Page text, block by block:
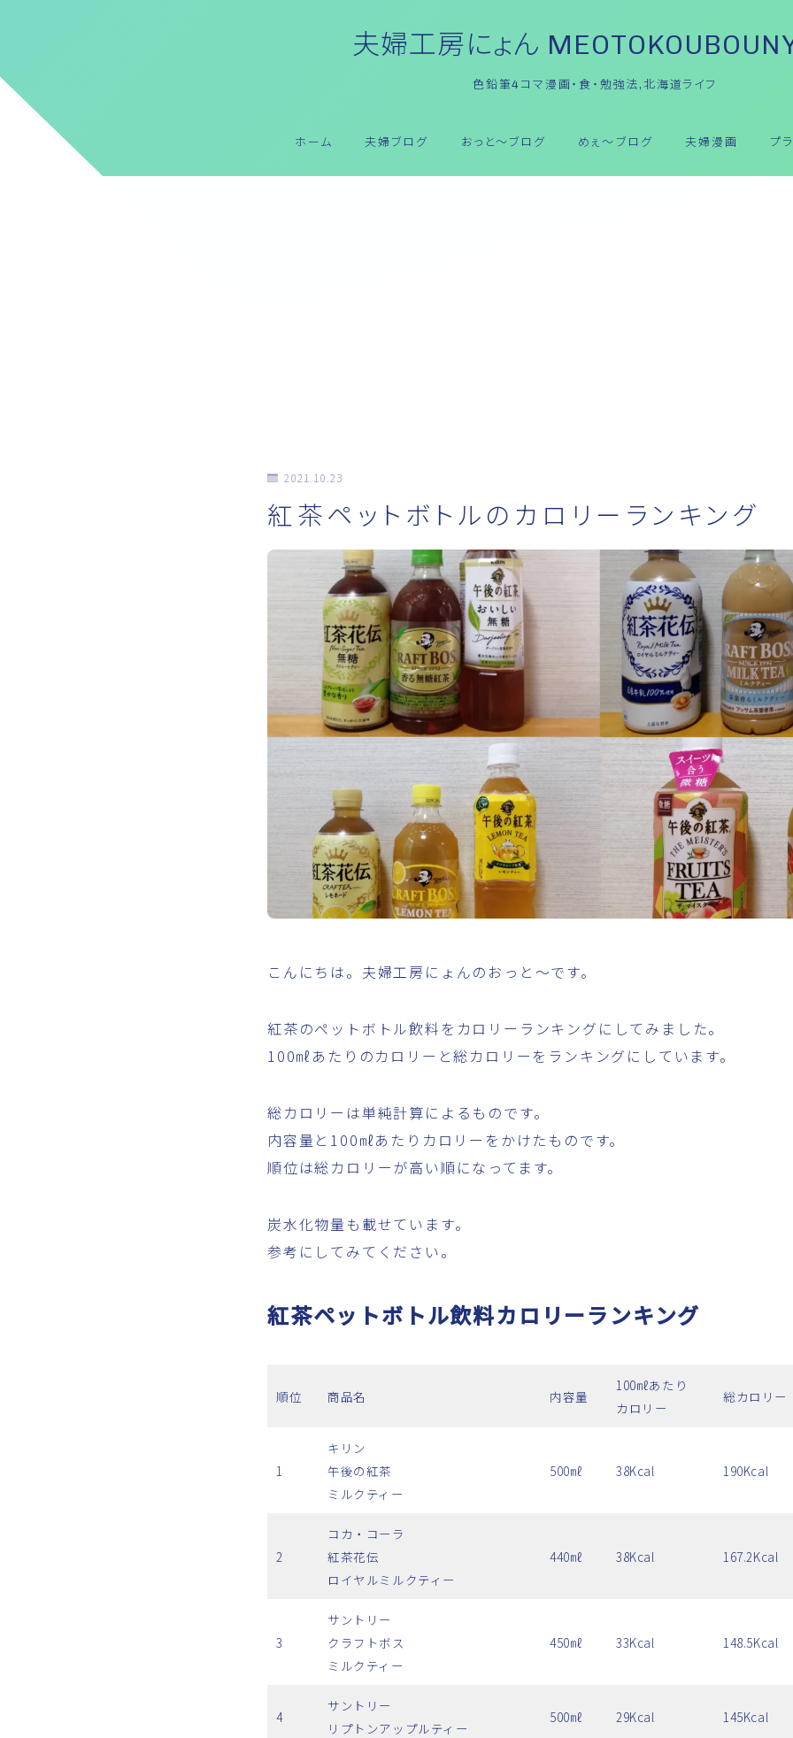
夫婦工房にょん
色鉛筆4コマ漫画・食・勉強法,北海道ライフ
ホーム 夫婦ブログ おっと～ブログ めぇ～ブログ 夫婦漫画 プ
2021.10.23
紅茶ペットボトルのカロリーランキング
こんにちは。夫婦工房にょんのおっと～です。
紅茶のペットボトル飲料をカロリーランキングにしてみました。
100㎖あたりのカロリーと総カロリーをランキングにしています。
総カロリーは単純計算によるものです。
内容量と100㎖あたりカロリーをかけたものです。
順位は総カロリーが高い順になってます。
炭水化物量も載せています。
参考にしてみてください。
紅茶ペットボトル飲料カロリーランキング
順位 商品名 内容量
100㎖あたり
カロリー
総カロリー
1
キリン
午後の紅茶
ミルクティー
500㎖ 38Kcal 190Kcal
2
コカ・コーラ
紅茶花伝
ロイヤルミルクティー
440㎖ 38Kcal 167.2Kcal
3
サントリー
クラフトボス
ミルクティー
450㎖ 33Kcal 148.5Kcal
4
サントリー
リプトンアップルティー
500㎖ 29Kcal 145Kcal